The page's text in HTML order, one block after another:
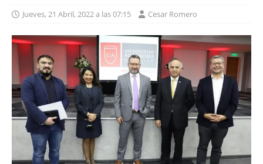
Jueves, 21 Abril, 2022 a las 07:15 Cesar Romero